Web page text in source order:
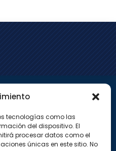
tecnologías como las
del dispositivo. El
procesar datos como el
únicas en este sitio. No